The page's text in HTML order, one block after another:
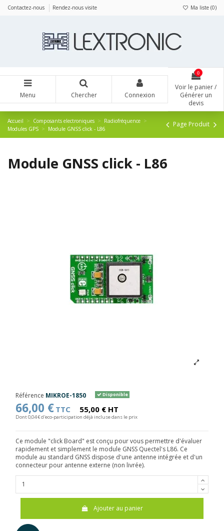
Contactez-nous Rendez-nous visite Ma liste (0)
Menu Chercher Connexion
0
Voir le panier /
Générer un
devis
Accueil Composants electroniques
Radiofréquence
Modules GPS
Module GNSS click - L86
Page Produit
Module GNSS click - L86
Référence MIKROE-1850 Disponible
66,00 € TTC 55,00 € HT
Dont 0,04 € d'eco-participation déjà incluse dans le prix
Ce module "click Board" est conçu pour vous permettre d'évaluer
rapidement et simplement le module GNSS Quectel's L86. Ce
module au standard GNSS dispose d'une antenne intégrée et d'un
connecteur pour antenne externe (non livrée).
Ajouter au panier
Panneau de gestion des cookies